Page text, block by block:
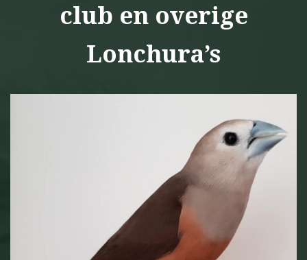
club en overige
Lonchura’s